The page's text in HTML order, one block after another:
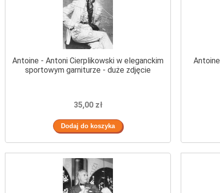
Antoine - Antoni Cierplikowski w eleganckim
sportowym garniturze - duże zdjęcie
35,00 zł